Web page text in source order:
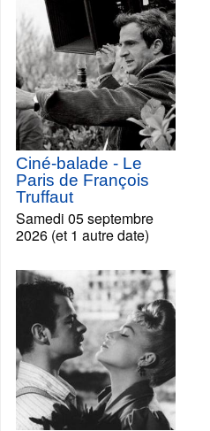
Ciné-balade - Le
Paris de François
Truffaut
Samedi 05 septembre
2026 (et 1 autre date)